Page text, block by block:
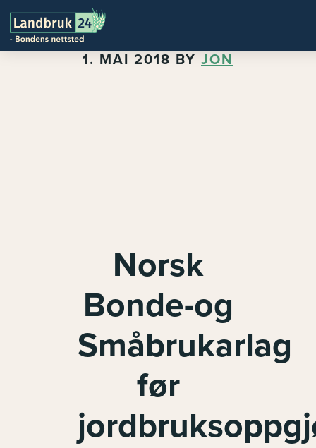
1. MAI 2018 BY JON
Norsk
Bonde-og
Småbrukarlag
før